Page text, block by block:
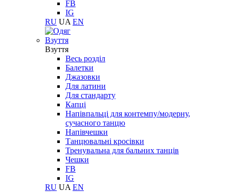
FB
IG
RU UA EN
Взуття
Взуття
Весь розділ
Балетки
Джазовки
Для латини
Для стандарту
Капці
Напівпальці для контемпу/модерну,
сучасного танцю
Напівчешки
Танцювальні кросівки
Тренувальна для бальних танців
Чешки
FB
IG
RU UA EN